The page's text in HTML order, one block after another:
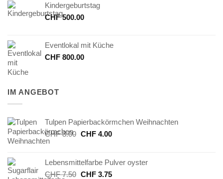
Kindergeburtstag
CHF500.00
Eventlokal mit Küche
CHF 800.00
IM ANGEBOT
Tulpen Papierbackörmchen Weihnachten
CHF8.00 Ursprünglicher
CHF 8.00
CHF4.00Aktueller
CHF 4.00.
Lebensmittelfarbe Pulver oyster
CHF7.50 Ursprünglicher
CHF3.75Aktueller